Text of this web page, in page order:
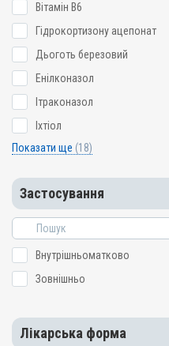
Вітамін B6
Гідрокортизону ацепонат
Дьоготь березовий
Енілконазол
Ітраконазол
Іхтіол
Показати ще (18)
Застосування
Внутрішньоматково
Зовнішньо
Лікарська форма